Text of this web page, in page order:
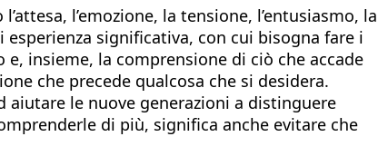
l’emozione, la tensione, l’entusiasmo, la
significativa, con cui bisogna fare i
insieme, la comprensione di ciò che accade
che precede qualcosa che si desidera.
aiutare le nuove generazioni a distinguere
di più, significa anche evitare che